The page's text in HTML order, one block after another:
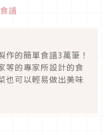
食譜
作的簡單食譜3萬筆！
等的專家所設計的食
也可以輕易做出美味